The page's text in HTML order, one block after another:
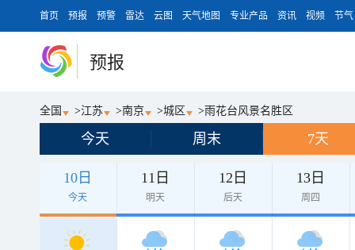
首页 预报 预警 雷达 云图 天气地图 专业产品 资讯 视频 节气
预报
全国 >江苏 >南京 >城区 >雨花台风景名胜区
今天 周末 7天
10日
今天
11日
明天
12日
后天
13日
周四